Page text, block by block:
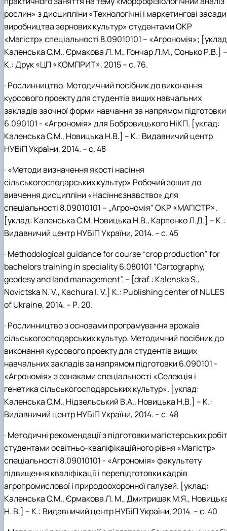
рослин» з дисципліни «Технологічні і маркетингові засади
виробництва зернових культур» студентами ОКР
«Магістр» спеціальності 8.09010101 – «Агрономія»;
Каленська С.М., Єрмакова Л. М., Гончар Л.М., Сонько Р.В.] –
К.: Друк «ЦП «КОМПРИТ», 2015 – с. 76.
· Рослинництво. Методичний посібник до виконання
курсового проекту для студентів вищих навчальних
закладів заочної форми навчання за напрямом підготовки
6.090101 - «Агрономія» для Бобровицького НіКП. [уклад:
Каленська С.М., Новицька Н.В.] – К.: Видавничий центр
НУБіП України, 2014. – с. 48
· «Методи визначення якості насіння
сільськогосподарських культур» Робочий зошит до
вивчення дисципліни «Насіннєзнавство» для
спеціальності 8.09010101 – „Агрономія” ОКР «МАГІСТР».
[уклад: Каленська С.М. Новицька Н.В., Карпенко Л.Д.] – К.:
Видавничий центр НУБіП України, 2014. – с. 45
· Methodological guidance for course “crop production” for
bachelors training in speciality 6.080101 “Сartography,
geodesy and land management”. – [draf.: Kalenska S.,
Novictska N. V., Kachura I. V.] K.: Publishing center of NULES
of Ukraine, 2014. – Р. 20.
· Рослинництво з основами програмування врожаїв
сільськогосподарських культур. Методичний посібник до
виконання курсового проекту для студентів вищих
навчальних закладів за напрямом підготовки 6.090101 -
«Агрономія» з ознаками спеціальності «Селекція і
генетика сільськогосподарських культур». [уклад:
Каленська С.М., Нідзельський В.А., Новицька Н.В.] – К.:
Видавничий центр НУБіП України, 2014. – с. 48
· Методичні рекомендації з підготовки магістерських робіт
студентами освітньо-кваліфікаційного рівня «Магістр»
спеціальності 8.09010101 - «Агрономія» факультету
підвищення кваліфікації і перепідготовки кадрів
агропромислової і природоохоронної галузей. [уклад:
Каленська С.М., Єрмакова Л. М., Дмитришак М.Я.,
Н. В.] – К.: Видавничий центр НУБіП України, 2014. – с. 40